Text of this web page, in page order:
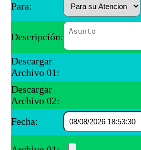
Para:
Descripción:
Descargar
Archivo 01:
Descargar
Archivo 02:
Fecha: